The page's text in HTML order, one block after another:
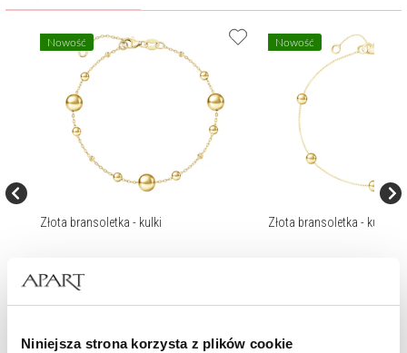
Niniejsza strona korzysta z plików cookie
Nowość
Złota bransoletka - kulki
1 219
Nowość
Złota bransoletka - kulki